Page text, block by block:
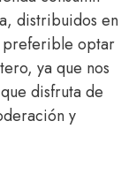
distribuidos en
preferible optar
ya que nos
disfruta de
y